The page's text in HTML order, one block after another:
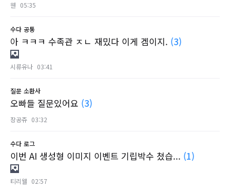
웬 05:35
수다 공통
아 ㅋㅋㅋ 수족관 ㅈㄴ 재밌다 이게 겜이지. (3)
시류유나 03:41
질문 소환사
오빠들 질문있어요 (3)
장공쥬 03:32
수다 로그
이번 AI 생성형 이미지 이벤트 기립박수 쳤습... (1)
티리웰 02:57